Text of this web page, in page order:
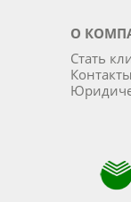
О
Стать
Контакты